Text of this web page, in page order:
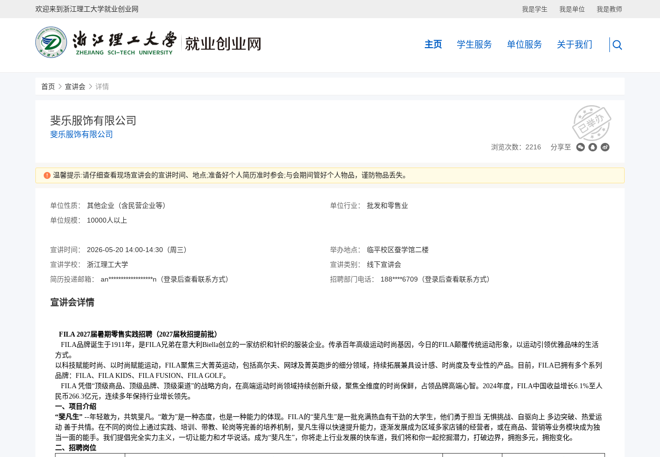
欢迎来到浙江理工大学就业创业网 我是学生 我是单位 我是教师
主页 学生服务 单位服务 关于我们
首页 宣讲会 详情
斐乐服饰有限公司
斐乐服饰有限公司
浏览次数：2216 分享至
温馨提示:请仔细查看现场宣讲会的宣讲时间、地点;准备好个人简历准时参会;与会期间管好个人物品，谨防物品丢失。
单位性质： 其他企业（含民营企业等） 单位行业：
批发和零售业
单位规模：
10000人以上
宣讲时间： 2026-05-20 14:00-14:30（周三） 举办地点：
临平校区蚕学馆二楼
宣讲学校：
浙江理工大学 宣讲类别：
线下宣讲会
简历投递邮箱：
an******************n（登录后查看联系方式） 招聘部门电话： 188****6709（登录后查看联系方式）
宣讲会详情
FILA 2027届暑期零售实践招聘（2027届秋招提前批）
FILA品牌诞生于1911年，是FILA兄弟在意大利Biella创立的一家纺织和针织的服装企业。传承百年高级运动时尚基因，今日的FILA颠覆传统运动形象，以运动引领优雅品味的生活
方式。
以科技赋能时尚、以时尚赋能运动，FILA聚焦三大菁英运动，包括高尔夫、网球及菁英跑步的细分领域，持续拓展兼具设计感、时尚度及专业性的产品。目前，FILA已拥有多个系列
品牌：FILA、FILA KIDS、FILA FUSION、FILA GOLF。
FILA 凭借“顶级商品、顶级品牌、顶级渠道”的战略方向，在高端运动时尚领域持续创新升级，聚焦全维度的时尚保鲜，占领品牌高端心智。2024年度，FILA中国收益增长6.1%至人
民币266.3亿元，连续多年保持行业增长领先。
一、项目介绍
“斐凡生” --年轻敢为，共筑斐凡。“敢为”是一种态度，也是一种能力的体现。FILA的“斐凡生”是一批充满热血有干劲的大学生，他们勇于担当 无惧挑战、自驱向上 多边突破、热爱运
动 善于共情。在不同的岗位上通过实践、培训、带教、轮岗等完善的培养机制，斐凡生得以快速提升能力，逐渐发展成为区域多家店铺的经营者，或在商品、营销等业务模块成为独
当一面的能手。我们提倡完全实力主义，一切让能力和才华说话。成为“斐凡生”，你将走上行业发展的快车道，我们将和你一起挖掘潜力，打破边界，拥抱多元，拥抱变化。
二、招聘岗位